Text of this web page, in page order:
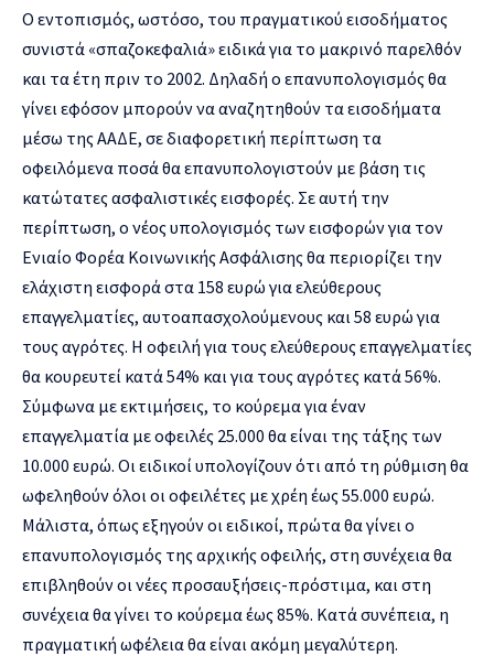
Ο εντοπισμός, ωστόσο, του πραγματικού εισοδήματος
συνιστά «σπαζοκεφαλιά» ειδικά για το μακρινό παρελθόν
και τα έτη πριν το 2002. Δηλαδή ο επανυπολογισμός θα
γίνει εφόσον μπορούν να αναζητηθούν τα εισοδήματα
μέσω της ΑΑΔΕ, σε διαφορετική περίπτωση τα
οφειλόμενα ποσά θα επανυπολογιστούν με βάση τις
κατώτατες ασφαλιστικές εισφορές. Σε αυτή την
περίπτωση, ο νέος υπολογισμός των εισφορών για τον
Ενιαίο Φορέα Κοινωνικής Ασφάλισης θα περιορίζει την
ελάχιστη εισφορά στα 158 ευρώ για ελεύθερους
επαγγελματίες, αυτοαπασχολούμενους και 58 ευρώ για
τους αγρότες. Η οφειλή για τους ελεύθερους επαγγελματίες
θα κουρευτεί κατά 54% και για τους αγρότες κατά 56%.
Σύμφωνα με εκτιμήσεις, το κούρεμα για έναν
επαγγελματία με οφειλές 25.000 θα είναι της τάξης των
10.000 ευρώ. Οι ειδικοί υπολογίζουν ότι από τη ρύθμιση θα
ωφεληθούν όλοι οι οφειλέτες με χρέη έως 55.000 ευρώ.
Μάλιστα, όπως εξηγούν οι ειδικοί, πρώτα θα γίνει ο
επανυπολογισμός της αρχικής οφειλής, στη συνέχεια θα
επιβληθούν οι νέες προσαυξήσεις-πρόστιμα, και στη
συνέχεια θα γίνει το κούρεμα έως 85%. Κατά συνέπεια, η
πραγματική ωφέλεια θα είναι ακόμη μεγαλύτερη.